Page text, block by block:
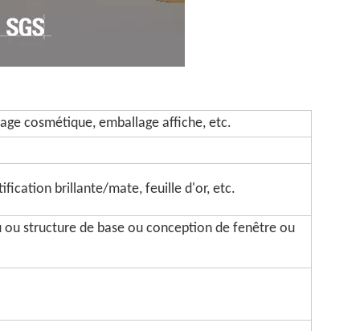
cosmétique, emballage affiche, etc.
brillante/mate, feuille d'or, etc.
structure de base ou conception de fenêtre ou